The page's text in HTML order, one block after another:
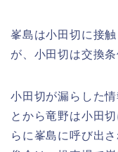
峯島は小田切に接
が、小田切は交換
小田切が漏らした
とから竜野は小田
らに峯島に呼び出